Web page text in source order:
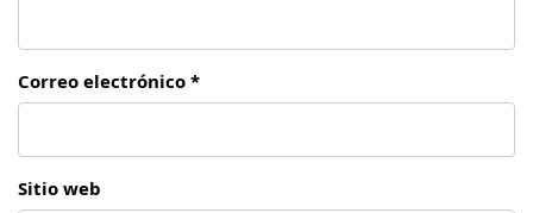
Correo electrónico *
Sitio web